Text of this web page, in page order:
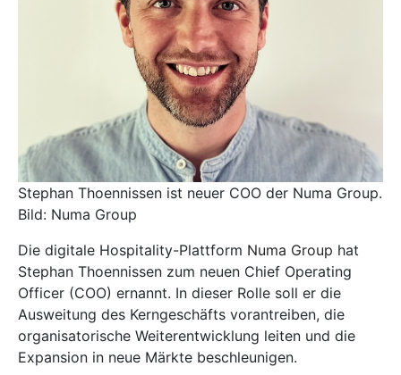
Stephan Thoennissen ist neuer COO der Numa Group.
Bild: Numa Group
Die digitale Hospitality-Plattform Numa Group hat
Stephan Thoennissen zum neuen Chief Operating
Officer (COO) ernannt. In dieser Rolle soll er die
Ausweitung des Kerngeschäfts vorantreiben, die
organisatorische Weiterentwicklung leiten und die
Expansion in neue Märkte beschleunigen.